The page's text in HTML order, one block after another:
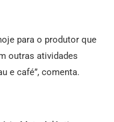
para o produtor que
outras atividades
e café”, comenta.